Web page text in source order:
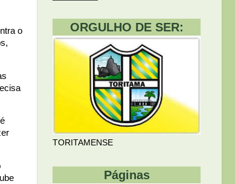
o
ORGULHO DE SER:
TORITAMENSE
Páginas